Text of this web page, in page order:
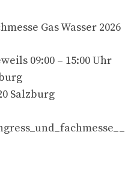
Gas Wasser 2026
09:00 – 15:00 Uhr
Salzburg